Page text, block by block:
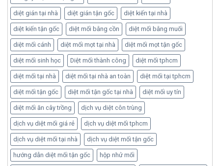
diệt gián tại nhà diệt gián tận gốc diệt kiến tại nhà
diệt kiến tận gốc diệt mối bằng cồn diệt mối bằng muối
diệt mối cánh diệt mối mọt tại nhà diệt mối mọt tận gốc
diệt mối sinh học Diệt mối thành công diệt mối tphcm
diệt mối tại nhà diệt mối tại nhà an toàn diệt mối tại tphcm
diệt mối tận gốc diệt mối tận gốc tại nhà diệt mối uy tín
diệt mối ăn cây trồng dịch vụ diệt côn trùng
dịch vụ diệt mối giá rẻ dịch vụ diệt mối tphcm
dịch vụ diệt mối tại nhà dịch vụ diệt mối tận gốc
hướng dẫn diệt mối tận gốc hộp nhử mối